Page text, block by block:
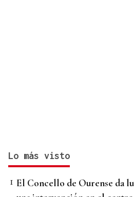
Lo más visto
El Concello de Ourense da